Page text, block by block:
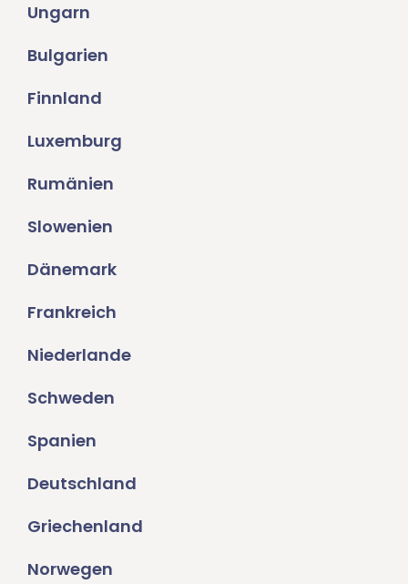
Ungarn
Bulgarien
Finnland
Luxemburg
Rumänien
Slowenien
Dänemark
Frankreich
Niederlande
Schweden
Spanien
Deutschland
Griechenland
Norwegen